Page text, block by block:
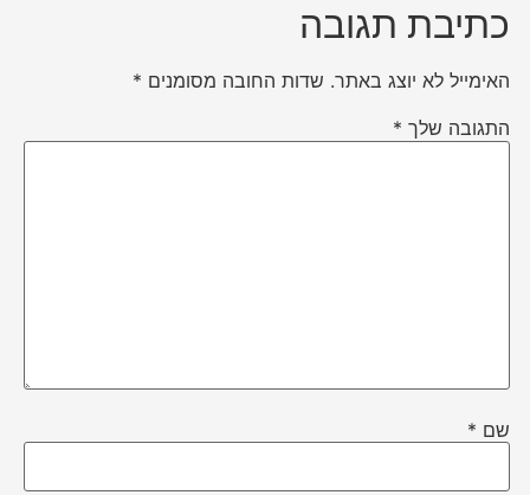
כתיבת תגובה
האימייל לא יוצג באתר. שדות החובה מסומנים *
התגובה שלך *
שם *